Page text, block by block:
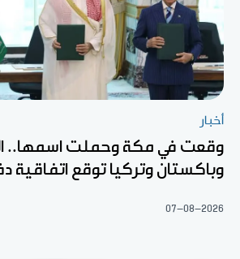
أخبار
وقعت في مكة وحملت اسمها..
وباكستان وتركيا توقع
07-08-2026